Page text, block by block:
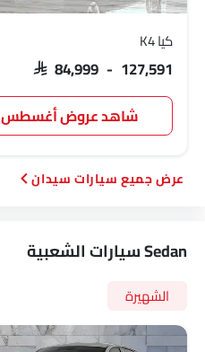
كيا K4
SAR 84,999 - 127,591
شاهد عروض أغسطس
سيارات سيدان
Sedan سيارات الشعبية
الشهيرة